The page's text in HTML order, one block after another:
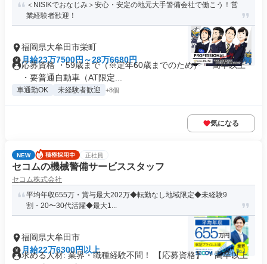
＜NISIKでおなじみ＞安心・安定の地元大手警備会社で働こう！営
業経験者歓迎！
福岡県大牟田市栄町
月給23万7500円～28万6680円
応募資格 ・59歳まで（※定年60歳までのため） ・高卒以上
・要普通自動車（AT限定...
車通勤OK 未経験者歓迎 +8個
気になる
NEW 正社員
セコムの機械警備サービススタッフ
セコム株式会社
平均年収655万・賞与最大202万◆転勤なし地域限定◆未経験9
割・20〜30代活躍◆最大1...
福岡県大牟田市
月給22万6300円以上
求める人材: 業界・職種経験不問！ 【応募資格】 ・高卒以上